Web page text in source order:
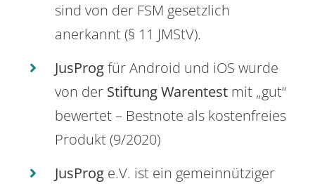
sind von der FSM gesetzlich
anerkannt (§ 11 JMStV).
JusProgfür Android und iOS wurde
von der Stiftung Warentest mit „gut“
bewertet – Bestnote als kostenfreies
Produkt (9/2020)
JusProg e.V. ist ein gemeinnütziger